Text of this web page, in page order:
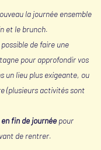
la journée ensemble
et le brunch.
de faire une
pour approfondir vos
un lieu plus exigeante, ou
(plusieurs activités sont
en fin de journée pour
de rentrer.